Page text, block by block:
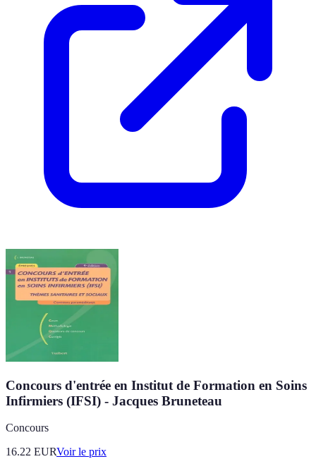
Concours d'entrée en Institut de Formation en Soins
Infirmiers (IFSI) - Jacques Bruneteau
Concours
16.22 EURVoir le prix